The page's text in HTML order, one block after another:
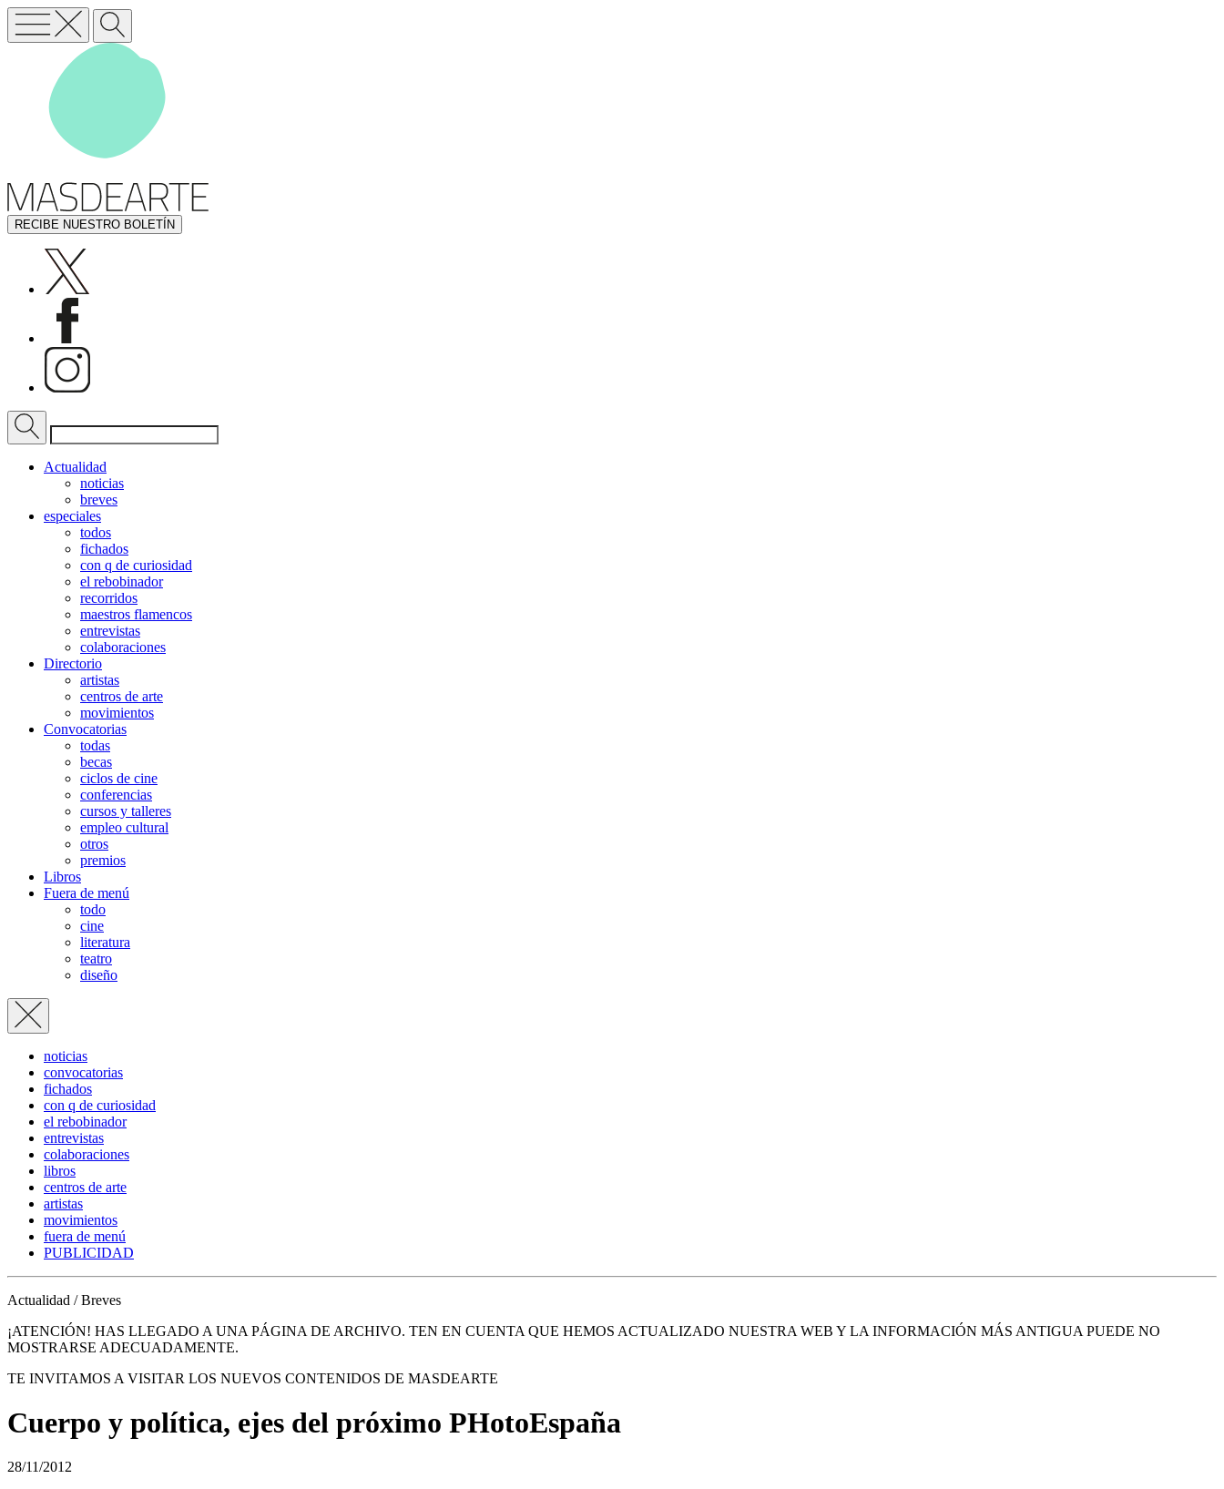
RECIBE NUESTRO BOLETÍN
Actualidad
noticias
breves
especiales
todos
fichados
con q de curiosidad
el rebobinador
recorridos
maestros flamencos
entrevistas
colaboraciones
Directorio
artistas
centros de arte
movimientos
Convocatorias
todas
becas
ciclos de cine
conferencias
cursos y talleres
empleo cultural
otros
premios
Libros
Fuera de menú
todo
cine
literatura
teatro
diseño
noticias
convocatorias
fichados
con q de curiosidad
el rebobinador
entrevistas
colaboraciones
libros
centros de arte
artistas
movimientos
fuera de menú
PUBLICIDAD
Actualidad / Breves
¡ATENCIÓN! HAS LLEGADO A UNA PÁGINA DE ARCHIVO. TEN EN CUENTA QUE HEMOS ACTUALIZADO NUESTRA WEB Y LA INFORMACIÓN MÁS ANTIGUA PUEDE NO
MOSTRARSE ADECUADAMENTE.
TE INVITAMOS A VISITAR LOS NUEVOS CONTENIDOS DE MASDEARTE
Cuerpo y política, ejes del próximo PHotoEspaña
28/11/2012